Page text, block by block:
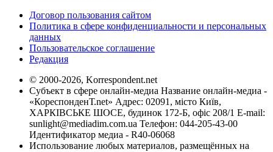
Договор пользования сайтом
Политика в сфере конфиденциальности и персональных
данных
Пользовательское соглашение
Редакция
© 2000-2026, Korrespondent.net
Субъект в сфере онлайн-медиа Название онлайн-медиа -
«КореспонденТ.net» Адрес: 02091, місто Київ,
ХАРКІВСЬКЕ ШОСЕ, будинок 172-Б, офіс 208/1 E-mail:
sunlight@mediadim.com.ua Телефон: 044-205-43-00
Идентификатор медиа - R40-06068
Использование любых материалов, размещённых на